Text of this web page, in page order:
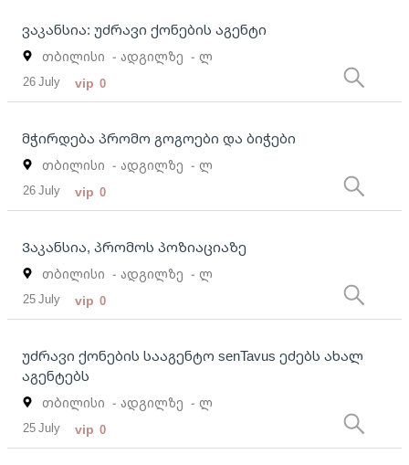
ვაკანსია: უძრავი ქონების აგენტი
თბილისი - ადგილზე - ლ
26 July vip 0
მჭირდება პრომო გოგოები და ბიჭები
თბილისი - ადგილზე - ლ
26 July vip 0
Ვაკანსია, პრომოს პოზიაციაზე
თბილისი - ადგილზე - ლ
25 July vip 0
უძრავი ქონების სააგენტო senTavus ეძებს ახალ
აგენტებს
თბილისი - ადგილზე - ლ
25 July vip 0